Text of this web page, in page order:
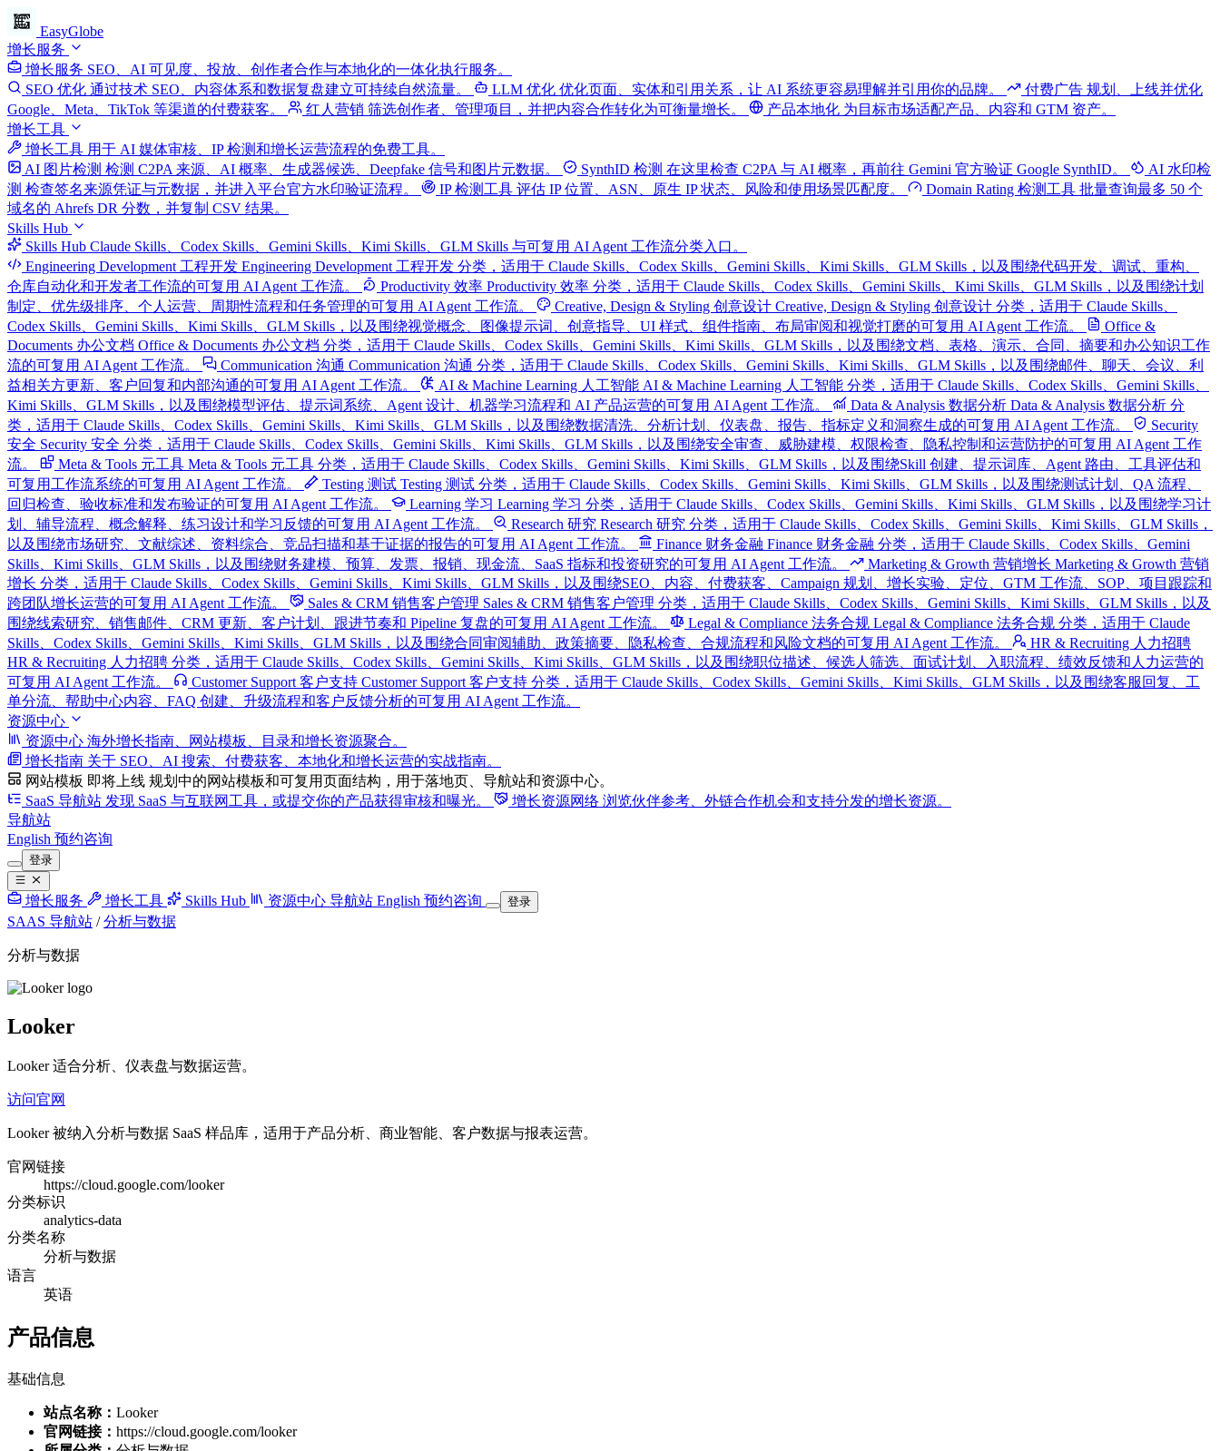
EasyGlobe
增长服务
增长服务 SEO、AI 可见度、投放、创作者合作与本地化的一体化执行服务。
SEO 优化 通过技术 SEO、内容体系和数据复盘建立可持续自然流量。 LLM 优化 优化页面、实体和引用关系，让 AI 系统更容易理解并引用你的品牌。 付费广告 规划、上线并优化
Google、Meta、TikTok 等渠道的付费获客。
红人营销 筛选创作者、管理项目，并把内容合作转化为可衡量增长。 产品本地化 为目标市场适配产品、内容和 GTM 资产。
增长工具
增长工具 用于 AI 媒体审核、IP 检测和增长运营流程的免费工具。
AI 图片检测 检测 C2PA 来源、AI 概率、生成器候选、Deepfake 信号和图片元数据。 SynthID 检测 在这里检查 C2PA 与 AI 概率，再前往 Gemini 官方验证 Google SynthID。
AI 水印检
测 检查签名来源凭证与元数据，并进入平台官方水印验证流程。 IP 检测工具 评估 IP 位置、ASN、原生 IP 状态、风险和使用场景匹配度。 Domain Rating 检测工具 批量查询最多 50 个
域名的 Ahrefs DR 分数，并复制 CSV 结果。
Skills Hub
Skills Hub Claude Skills、Codex Skills、Gemini Skills、Kimi Skills、GLM Skills 与可复用 AI Agent 工作流分类入口。
Engineering Development 工程开发 Engineering Development 工程开发 分类，适用于 Claude Skills、Codex Skills、Gemini Skills、Kimi Skills、GLM Skills，以及围绕代码开发、调试、重构、
仓库自动化和开发者工作流的可复用 AI Agent 工作流。
Productivity 效率 Productivity 效率 分类，适用于 Claude Skills、Codex Skills、Gemini Skills、Kimi Skills、GLM Skills，以及围绕计划
制定、优先级排序、个人运营、周期性流程和任务管理的可复用 AI Agent 工作流。
Creative, Design & Styling 创意设计 Creative, Design & Styling 创意设计 分类，适用于 Claude Skills、
Codex Skills、Gemini Skills、Kimi Skills、GLM Skills，以及围绕视觉概念、图像提示词、创意指导、UI 样式、组件指南、布局审阅和视觉打磨的可复用 AI Agent 工作流。
Office &
Documents 办公文档 Office & Documents 办公文档 分类，适用于 Claude Skills、Codex Skills、Gemini Skills、Kimi Skills、GLM Skills，以及围绕文档、表格、演示、合同、摘要和办公知识工作
流的可复用 AI Agent 工作流。
Communication 沟通 Communication 沟通 分类，适用于 Claude Skills、Codex Skills、Gemini Skills、Kimi Skills、GLM Skills，以及围绕邮件、聊天、会议、利
益相关方更新、客户回复和内部沟通的可复用 AI Agent 工作流。
AI & Machine Learning 人工智能 AI & Machine Learning 人工智能 分类，适用于 Claude Skills、Codex Skills、Gemini Skills、
Kimi Skills、GLM Skills，以及围绕模型评估、提示词系统、Agent 设计、机器学习流程和 AI 产品运营的可复用 AI Agent 工作流。
Data & Analysis 数据分析 Data & Analysis 数据分析 分
类，适用于 Claude Skills、Codex Skills、Gemini Skills、Kimi Skills、GLM Skills，以及围绕数据清洗、分析计划、仪表盘、报告、指标定义和洞察生成的可复用 AI Agent 工作流。
Security
安全 Security 安全 分类，适用于 Claude Skills、Codex Skills、Gemini Skills、Kimi Skills、GLM Skills，以及围绕安全审查、威胁建模、权限检查、隐私控制和运营防护的可复用 AI Agent 工作
流。
Meta & Tools 元工具 Meta & Tools 元工具 分类，适用于 Claude Skills、Codex Skills、Gemini Skills、Kimi Skills、GLM Skills，以及围绕Skill 创建、提示词库、Agent 路由、工具评估和
可复用工作流系统的可复用 AI Agent 工作流。
Testing 测试 Testing 测试 分类，适用于 Claude Skills、Codex Skills、Gemini Skills、Kimi Skills、GLM Skills，以及围绕测试计划、QA 流程、
回归检查、验收标准和发布验证的可复用 AI Agent 工作流。
Learning 学习 Learning 学习 分类，适用于 Claude Skills、Codex Skills、Gemini Skills、Kimi Skills、GLM Skills，以及围绕学习计
划、辅导流程、概念解释、练习设计和学习反馈的可复用 AI Agent 工作流。
Research 研究 Research 研究 分类，适用于 Claude Skills、Codex Skills、Gemini Skills、Kimi Skills、GLM Skills，
以及围绕市场研究、文献综述、资料综合、竞品扫描和基于证据的报告的可复用 AI Agent 工作流。
Finance 财务金融 Finance 财务金融 分类，适用于 Claude Skills、Codex Skills、Gemini
Skills、Kimi Skills、GLM Skills，以及围绕财务建模、预算、发票、报销、现金流、SaaS 指标和投资研究的可复用 AI Agent 工作流。
Marketing & Growth 营销增长 Marketing & Growth 营销
增长 分类，适用于 Claude Skills、Codex Skills、Gemini Skills、Kimi Skills、GLM Skills，以及围绕SEO、内容、付费获客、Campaign 规划、增长实验、定位、GTM 工作流、SOP、项目跟踪和
跨团队增长运营的可复用 AI Agent 工作流。
Sales & CRM 销售客户管理 Sales & CRM 销售客户管理 分类，适用于 Claude Skills、Codex Skills、Gemini Skills、Kimi Skills、GLM Skills，以及
围绕线索研究、销售邮件、CRM 更新、客户计划、跟进节奏和 Pipeline 复盘的可复用 AI Agent 工作流。
Legal & Compliance 法务合规 Legal & Compliance 法务合规 分类，适用于 Claude
Skills、Codex Skills、Gemini Skills、Kimi Skills、GLM Skills，以及围绕合同审阅辅助、政策摘要、隐私检查、合规流程和风险文档的可复用 AI Agent 工作流。
HR & Recruiting 人力招聘
HR & Recruiting 人力招聘 分类，适用于 Claude Skills、Codex Skills、Gemini Skills、Kimi Skills、GLM Skills，以及围绕职位描述、候选人筛选、面试计划、入职流程、绩效反馈和人力运营的
可复用 AI Agent 工作流。
Customer Support 客户支持 Customer Support 客户支持 分类，适用于 Claude Skills、Codex Skills、Gemini Skills、Kimi Skills、GLM Skills，以及围绕客服回复、工
单分流、帮助中心内容、FAQ 创建、升级流程和客户反馈分析的可复用 AI Agent 工作流。
资源中心
资源中心 海外增长指南、网站模板、目录和增长资源聚合。
增长指南 关于 SEO、AI 搜索、付费获客、本地化和增长运营的实战指南。
网站模板 即将上线 规划中的网站模板和可复用页面结构，用于落地页、导航站和资源中心。
SaaS 导航站 发现 SaaS 与互联网工具，或提交你的产品获得审核和曝光。 增长资源网络 浏览伙伴参考、外链合作机会和支持分发的增长资源。
导航站
English 预约咨询
登录
增长服务 增长工具 Skills Hub 资源中心 导航站 English 预约咨询 登录
SAAS 导航站 / 分析与数据
分析与数据
Looker
Looker 适合分析、仪表盘与数据运营。
访问官网
Looker 被纳入分析与数据 SaaS 样品库，适用于产品分析、商业智能、客户数据与报表运营。
官网链接
https://cloud.google.com/looker
分类标识
analytics-data
分类名称
分析与数据
语言
英语
产品信息
基础信息
站点名称： Looker
官网链接： https://cloud.google.com/looker